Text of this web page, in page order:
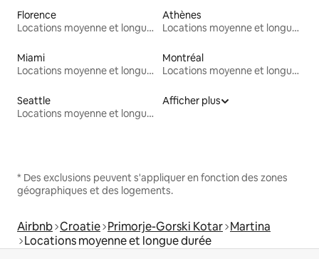
Florence
Locations moyenne et longue durée
Athènes
Locations moyenne et longue durée
Miami
Locations moyenne et longue durée
Montréal
Locations moyenne et longue durée
Seattle
Locations moyenne et longue durée
Afficher plus
* Des exclusions peuvent s'appliquer en fonction des zones
géographiques et des logements.
Airbnb Croatie Primorje-Gorski Kotar Martina
Locations moyenne et longue durée